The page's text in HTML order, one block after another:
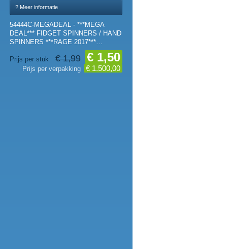
? Meer informatie
54444C-MEGADEAL - ***MEGA
DEAL*** FIDGET SPINNERS / HAND
SPINNERS ***RAGE 2017***
Prijs per stuk
€ 1,99 € 1,50
Prijs per verpakking € 1.500,00